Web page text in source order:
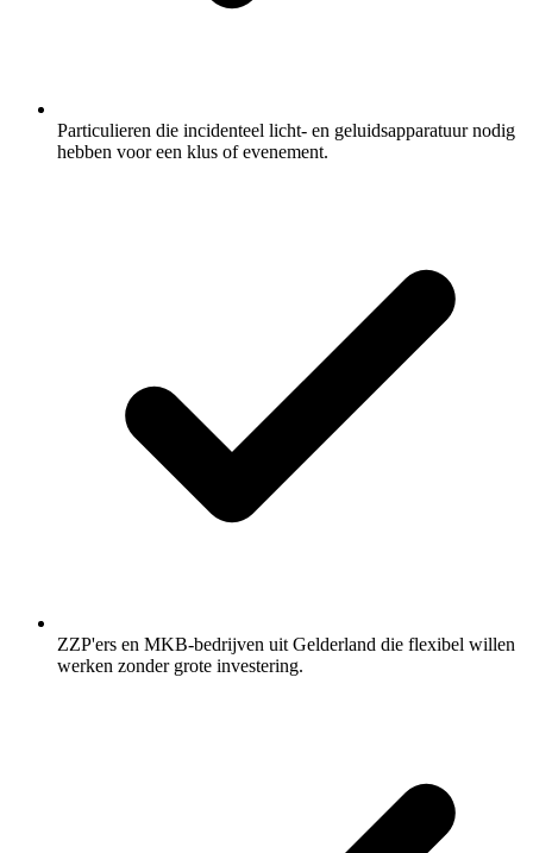
Particulieren die incidenteel licht- en geluidsapparatuur nodig
hebben voor een klus of evenement.
ZZP'ers en MKB-bedrijven uit Gelderland die flexibel willen
werken zonder grote investering.